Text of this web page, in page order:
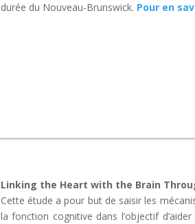
durée du Nouveau-Brunswick. Pour en
Linking the Heart with the Brain
Cette étude a pour but de saisir les
la fonction cognitive dans l’objectif